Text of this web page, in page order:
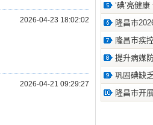
2026-04-23 18:02:02
2026-04-21 09:29:27
‘碘’亮健
隆昌市
隆昌市疾
提升病媒
巩固碘缺
隆昌市开